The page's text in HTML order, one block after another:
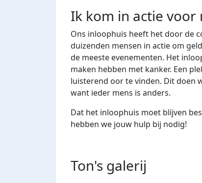
Ik kom in actie
Ons inloophuis heeft het door de
duizenden mensen in actie om
de meeste evenementen. Het
maken hebben met kanker. Een
luisterend oor te vinden. Dit doen
want ieder mens is anders.
Dat het inloophuis moet blijven
hebben we jouw hulp bij nodig!
Ton's galerij